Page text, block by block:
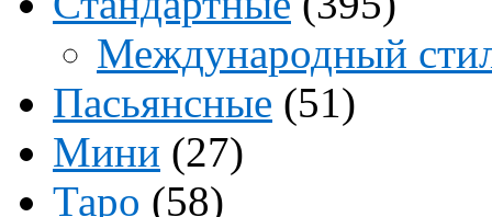
Международный
Пасьянсные (51)
Мини (27)
Таро (58)